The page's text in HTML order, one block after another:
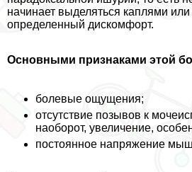
начинает выделяться каплями или
определенный дискомфорт.
Основными признаками этой
болевые ощущения;
отсутствие позывов к
наоборот, увеличение,
постоянное напряжение